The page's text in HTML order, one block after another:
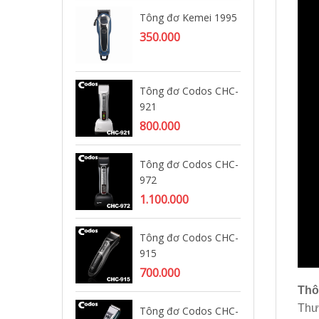
Tông đơ Kemei 1995
350.000
Tông đơ Codos CHC-
921
800.000
Tông đơ Codos CHC-
972
1.100.000
Tông đơ Codos CHC-
915
700.000
Tông đơ Codos CHC-